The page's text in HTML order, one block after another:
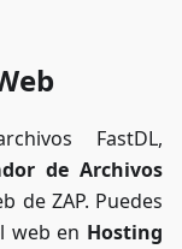
FastDL,
de Archivos
de ZAP. Puedes
web en Hosting